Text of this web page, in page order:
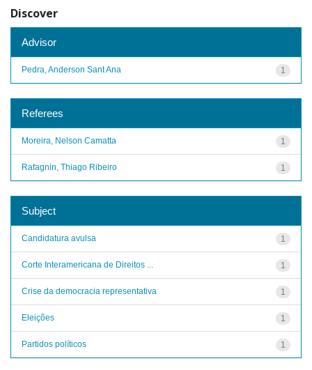
Discover
Advisor
1
Pedra, Anderson Sant Ana
Referees
1
Moreira, Nelson Camatta
1
Rafagnin, Thiago Ribeiro
Subject
1
Candidatura avulsa
1
Corte Interamericana de Direitos ...
1
Crise da democracia representativa
1
Eleições
1
Partidos políticos